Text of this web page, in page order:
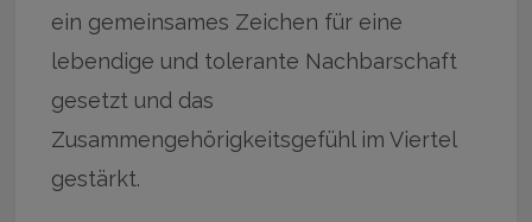
ein gemeinsames Zeichen für eine
lebendige und tolerante Nachbarschaft
gesetzt und das
Zusammengehörigkeitsgefühl im Viertel
gestärkt.